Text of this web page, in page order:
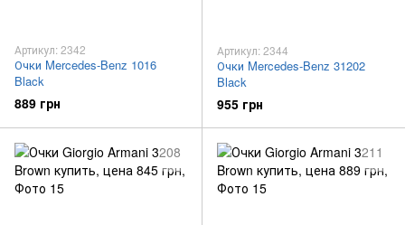
Артикул: 2342
Очки Mercedes-Benz 1016
Black
889 грн
Артикул: 2344
Очки Mercedes-Benz 31202
Black
955 грн